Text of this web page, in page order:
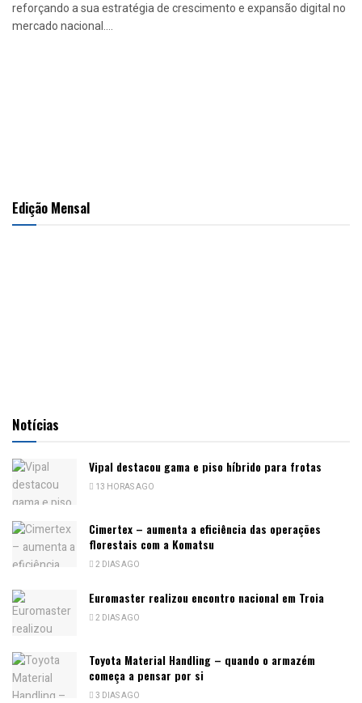
reforçando a sua estratégia de crescimento e expansão digital no
mercado nacional....
Edição Mensal
Notícias
Vipal destacou gama e piso híbrido para frotas
13 HORAS AGO
Cimertex – aumenta a eficiência das operações
florestais com a Komatsu
2 DIAS AGO
Euromaster realizou encontro nacional em Troia
2 DIAS AGO
Toyota Material Handling – quando o armazém
começa a pensar por si
3 DIAS AGO